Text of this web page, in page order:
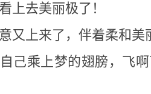
上去美丽极了！
又上来了，伴着柔和美
己乘上梦的翅膀，飞